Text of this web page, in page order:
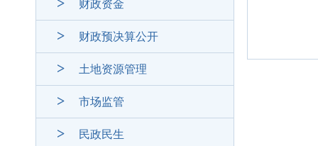
财政资金
财政预决算公开
土地资源管理
市场监管
民政民生